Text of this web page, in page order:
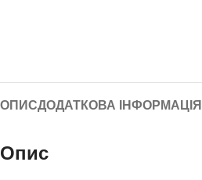
ОПИСДОДАТКОВА ІНФОРМАЦІЯ
Опис